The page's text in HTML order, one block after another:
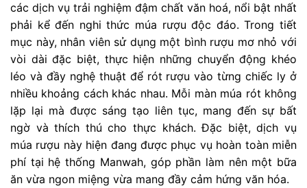
các dịch vụ trải nghiệm đậm chất văn hoá, nổi bật nhất
phải kể đến nghi thức múa rượu độc đáo. Trong tiết
mục này, nhân viên sử dụng một bình rượu mơ nhỏ với
vòi dài đặc biệt, thực hiện những chuyển động khéo
léo và đầy nghệ thuật để rót rượu vào từng chiếc ly ở
nhiều khoảng cách khác nhau. Mỗi màn múa rót không
lặp lại mà được sáng tạo liên tục, mang đến sự bất
ngờ và thích thú cho thực khách. Đặc biệt, dịch vụ
múa rượu này hiện đang được phục vụ hoàn toàn miễn
phí tại hệ thống Manwah, góp phần làm nên một bữa
ăn vừa ngon miệng vừa mang đầy cảm hứng văn hóa.